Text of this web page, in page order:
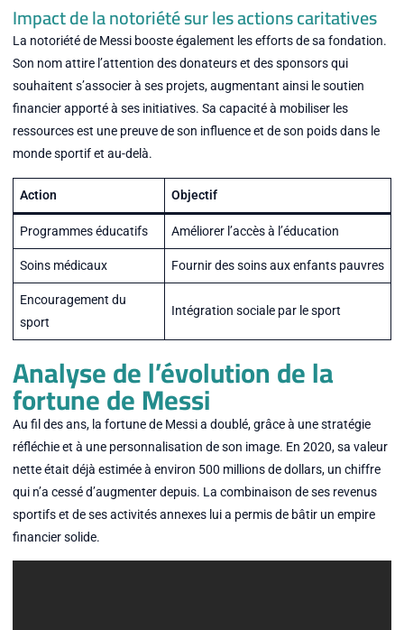
Impact de la notoriété sur les actions caritatives
La notoriété de Messi booste également les efforts de sa fondation.
Son nom attire l’attention des donateurs et des sponsors qui
souhaitent s’associer à ses projets, augmentant ainsi le soutien
financier apporté à ses initiatives. Sa capacité à mobiliser les
ressources est une preuve de son influence et de son poids dans le
monde sportif et au-delà.
Action Objectif
Programmes éducatifs Améliorer l’accès à l’éducation
Soins médicaux Fournir des soins aux enfants pauvres
Encouragement du
sport
Intégration sociale par le sport
Analyse de l’évolution de la
fortune de Messi
Au fil des ans, la fortune de Messi a doublé, grâce à une stratégie
réfléchie et à une personnalisation de son image. En 2020, sa valeur
nette était déjà estimée à environ 500 millions de dollars, un chiffre
qui n’a cessé d’augmenter depuis. La combinaison de ses revenus
sportifs et de ses activités annexes lui a permis de bâtir un empire
financier solide.